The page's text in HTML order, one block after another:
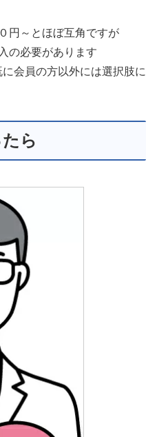
円～とほぼ互角ですが
の必要があります
会員の方以外には選択肢に
ら